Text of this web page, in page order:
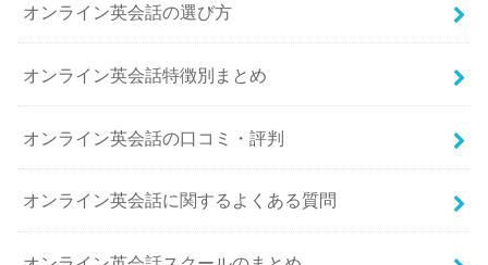
オンライン英会話の選び方
オンライン英会話特徴別まとめ
オンライン英会話の口コミ・評判
オンライン英会話に関するよくある質問